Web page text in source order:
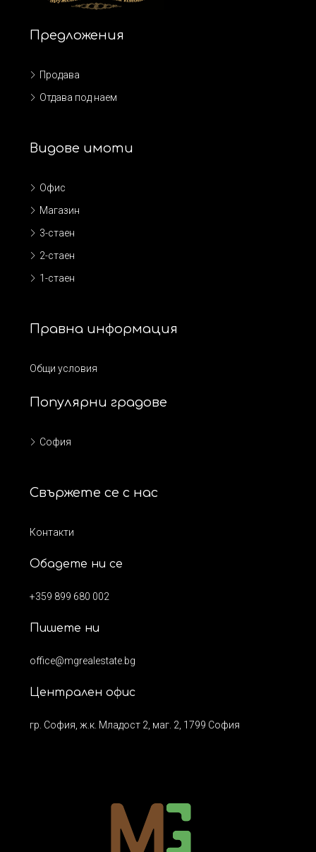
Предложения
Продава
Отдава под наем
Видове имоти
Офис
Магазин
3-стаен
2-стаен
1-стаен
Правна информация
Общи условия
Популярни градове
София
Свържете се с нас
Контакти
Обадете ни се
+359 899 680 002
Пишете ни
office@mgrealestate.bg
Централен офис
гр. София, ж.к. Младост 2, маг. 2, 1799 София